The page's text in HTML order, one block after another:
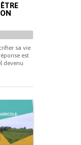
sa vie
est
devenu